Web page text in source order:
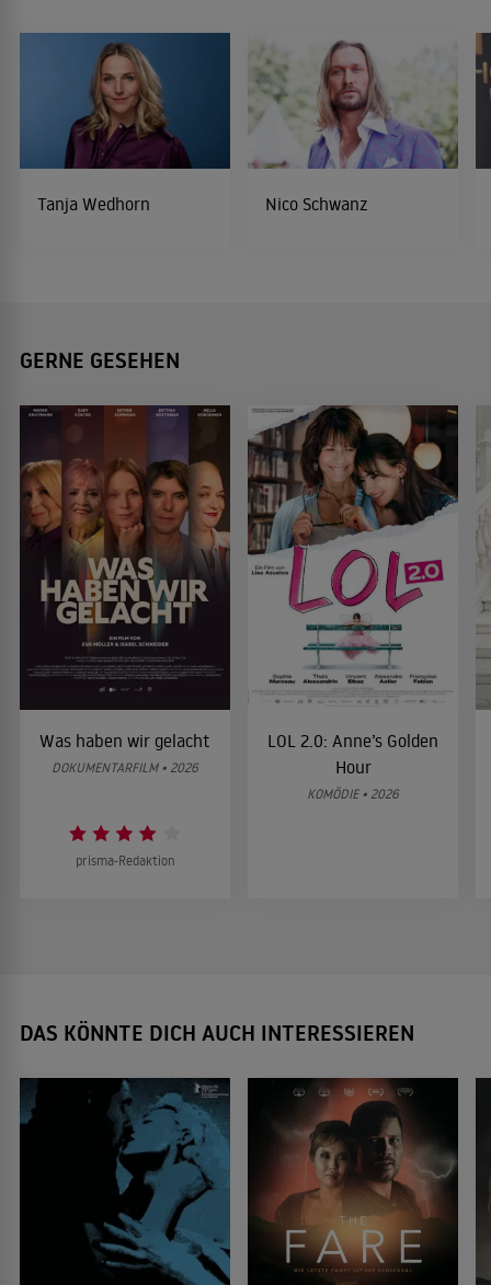
Tanja Wedhorn Nico Schwanz
GERNE GESEHEN
Was haben wir gelacht
DOKUMENTARFILM • 2026
prisma-Redaktion
LOL 2.0: Anne’s Golden
Hour
KOMÖDIE • 2026
DAS KÖNNTE DICH AUCH INTERESSIEREN